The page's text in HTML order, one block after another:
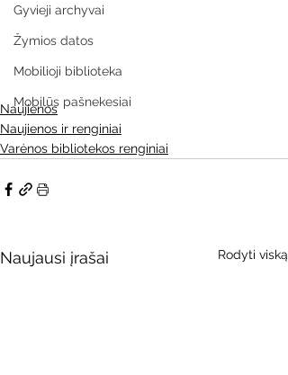
Gyvieji archyvai
Žymios datos
Mobilioji biblioteka
Mobilūs pašnekesiai
Naujienos
Naujienos ir renginiai
Varėnos bibliotekos renginiai
Naujausi įrašai Rodyti viską